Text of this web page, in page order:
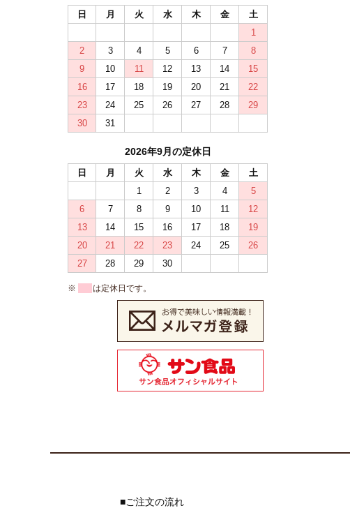
日 月 火 水 木 金
土
1
2
3 4 5 6 7
8
9
10 11 12 13 14
15
16
17 18 19 20 21
22
23
24 25 26 27 28
29
30
31
2026年9月の定休日
日 月 火 水 木 金
土
1
2 3 4
5
6
7 8 9 10 11
12
13
14 15 16 17 18
19
20
21 22 23 24 25
26
27
28 29 30
■ご注文の流れ